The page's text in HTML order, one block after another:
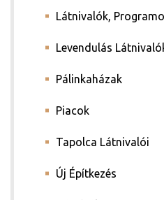
Látnivalók,
Levendulás
Pálinkaházak
Piacok
Tapolca Látnivalói
Új Építkezés